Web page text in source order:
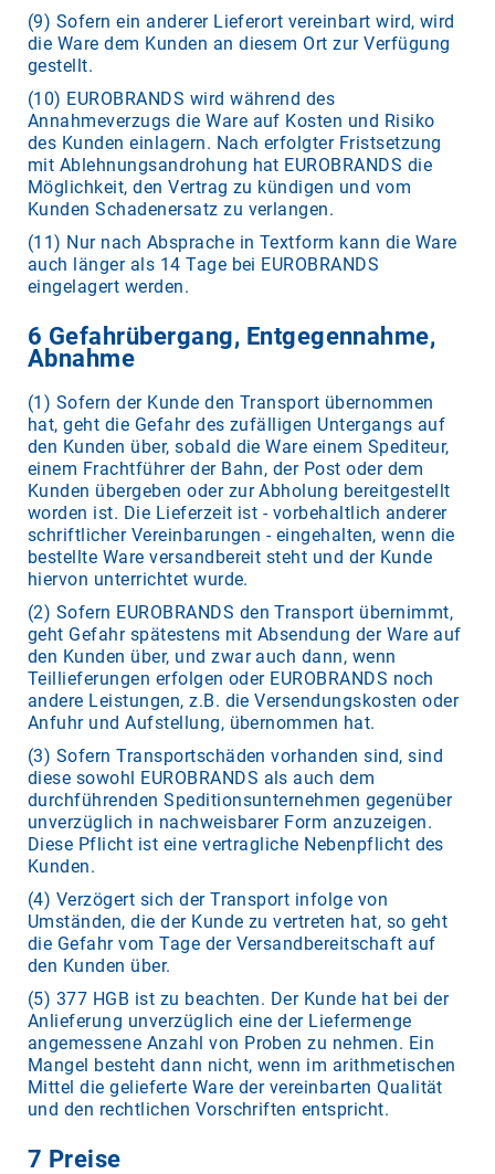
(9) Sofern ein anderer Lieferort vereinbart wird, wird
die Ware dem Kunden an diesem Ort zur Verfügung
gestellt.
(10) EUROBRANDS wird während des
Annahmeverzugs die Ware auf Kosten und Risiko
des Kunden einlagern. Nach erfolgter Fristsetzung
mit Ablehnungsandrohung hat EUROBRANDS die
Möglichkeit, den Vertrag zu kündigen und vom
Kunden Schadenersatz zu verlangen.
(11) Nur nach Absprache in Textform kann die Ware
auch länger als 14 Tage bei EUROBRANDS
eingelagert werden.
6 Gefahrübergang, Entgegennahme,
Abnahme
(1) Sofern der Kunde den Transport übernommen
hat, geht die Gefahr des zufälligen Untergangs auf
den Kunden über, sobald die Ware einem Spediteur,
einem Frachtführer der Bahn, der Post oder dem
Kunden übergeben oder zur Abholung bereitgestellt
worden ist. Die Lieferzeit ist - vorbehaltlich anderer
schriftlicher Vereinbarungen - eingehalten, wenn die
bestellte Ware versandbereit steht und der Kunde
hiervon unterrichtet wurde.
(2) Sofern EUROBRANDS den Transport übernimmt,
geht Gefahr spätestens mit Absendung der Ware auf
den Kunden über, und zwar auch dann, wenn
Teillieferungen erfolgen oder EUROBRANDS noch
andere Leistungen, z.B. die Versendungskosten oder
Anfuhr und Aufstellung, übernommen hat.
(3) Sofern Transportschäden vorhanden sind, sind
diese sowohl EUROBRANDS als auch dem
durchführenden Speditionsunternehmen gegenüber
unverzüglich in nachweisbarer Form anzuzeigen.
Diese Pflicht ist eine vertragliche Nebenpflicht des
Kunden.
(4) Verzögert sich der Transport infolge von
Umständen, die der Kunde zu vertreten hat, so geht
die Gefahr vom Tage der Versandbereitschaft auf
den Kunden über.
(5) 377 HGB ist zu beachten. Der Kunde hat bei der
Anlieferung unverzüglich eine der Liefermenge
angemessene Anzahl von Proben zu nehmen. Ein
Mangel besteht dann nicht, wenn im arithmetischen
Mittel die gelieferte Ware der vereinbarten Qualität
und den rechtlichen Vorschriften entspricht.
7 Preise